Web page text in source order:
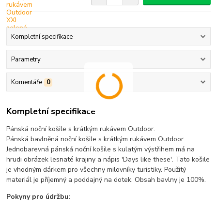
Kompletní specifikace
Parametry
Komentáře 0
Kompletní specifikace
Pánská noční košile s krátkým rukávem Outdoor.
Pánská bavlněná noční košile s krátkým rukávem Outdoor.
Jednobarevná pánská noční košile s kulatým výstřihem má na
hrudi obrázek lesnaté krajiny a nápis 'Days like these'. Tato košile
je vhodným dárkem pro všechny milovníky turistiky. Použitý
materiál je příjemný a poddajný na dotek. Obsah bavlny je 100%.
Pokyny pro údržbu: